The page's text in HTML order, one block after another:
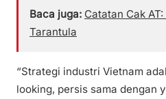
Baca juga: Catatan Cak
Tarantula
“Strategi industri Vietnam
looking, persis sama dengan